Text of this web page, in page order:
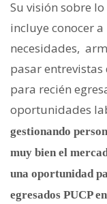
Su visión sobre
incluye conocer
necesidades,
pasar
para recién
oportunidades
gestionando
muy bien el
una oportunidad
egresados PUCP